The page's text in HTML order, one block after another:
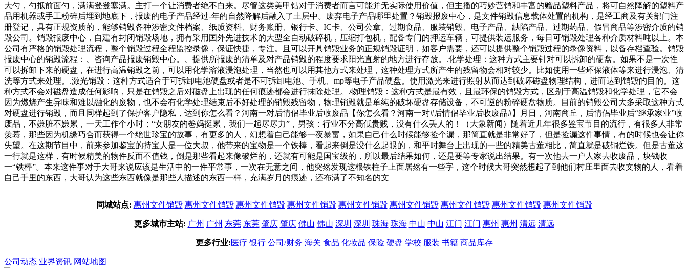
大勺，勺抵前面勺，满满登登塞满。主打一个让消费者绝不白来。尽管这类美甲钻对于消费者而言可能并无实际使用价值，但主播的巧妙营销和丰富的赠品塑料产品，将可自然降解的塑料产
品用机器或手工粉碎后埋到地底下，报废的电子产品经过-年的自然降解后融入了土层中。废弃电子产品哪里处置？销毁报废中心，是文件销毁信息载体处置的机构，是经工商及有关部门注
册登记，具有正规资质的，能够销毁各种涉密文件档案、纸质资料、财务账册、银行卡、IC卡、公司公章、过期食品、服装销毁、电子产品、缺陷产品、过期药品、假冒商品等涉密介质的销
毁公司。销毁报废中心，自建有封闭销毁场地，拥有采用国外先进技术的大型全自动破碎机，压缩打包机，配备专门的押运车辆，可提供装运服务，每日可销毁处理各种介质材料吨以上。本
公司有严格的销毁处理流程，整个销毁过程全程监控录像，保证快捷，专注。且可以开具销毁业务的正规销毁证明，如客户需要，还可以提供整个销毁过程的录像资料，以备存档查验。销毁
报废中心的销毁流程：、咨询产品报废销毁中心。、提供所报废的清单及对产品销毁的程度要求阳光直射的地方进行存放。.化学处理：这种方式主要针对可以拆卸的硬盘。如果不是一次性
可以拆卸下来的硬盘，在进行高温销毁之前，可以用化学溶液浸泡处理，当然也可以用其他方式来处理，这种处理方式所产生的残留物会相对较少。比如使用一些环保液体等来进行浸泡、清
洗等方式来处理。.激光销毁：这种方式适合于可拆卸电池硬盘或者是不可拆卸电池、手机、mp等电子产品硬盘。使用激光来进行照射从而达到破坏磁盘物理结构，进而达到销毁的目的。这
种方式不会对磁盘造成任何影响，只是在销毁之后对磁盘上出现的任何痕迹都会进行抹除处理。.物理销毁：这种方式是最有效，且最环保的销毁方式，区别于高温销毁和化学处理，它不会
因为燃烧产生异味和难以融化的废物，也不会有化学处理结束后不好处理的销毁残留物，物理销毁就是单纯的破坏硬盘存储设备，不可逆的粉碎硬盘物质。目前的销毁公司大多采取这种方式
对硬盘进行销毁，而且同样起到了保护客户隐私，达到你怎么看？河南一对后情侣毕业后收废品【你怎么看？河南一对#后情侣毕业后收废品#】月日，河南商丘，后情侣毕业后“继承家业”收
废品，不嫌脏不嫌累，一天工作个小时；“女朋友的爸妈挺累，我们一起尽尽力”，男孩：行业不分高低贵贱，没有什么丢人的！（大象新闻）随着近几年很多鉴宝节目的流行，有很多人非常
羡慕，那些因为机缘巧合而获得一个绝世珍宝的故事，有更多的人，幻想着自己能够一夜暴富，如果自己什么时候能够捡个漏，那简直就是非常好了，但是捡漏这件事情，有的时候也会让你
失望。在这期节目中，前来参加鉴宝的持宝人是一位大叔，他带来的宝物是一个铁棒，看起来倒是没什么起眼的，和平时舞台上出现的一些的精美古董相比，简直就是破铜烂铁。但是古董这
一行就是这样，有时候精美的物件反而不值钱，倒是那些看起来像破烂的，还就有可能是国宝级的，所以最后结果如何，还是要等专家说出结果。有一次他去一户人家去收废品，块钱收
一“铁棒”。本来这件事对于大哥来说应该是生活中的一件平常事，一次在无意之间，他突然发现这根铁柱子上面居然有一些字，这个时候大哥突然想起了到他们村庄里面去收文物的人，看着
自己手里的东西，大哥认为这些东西就像是那些人描述的东西一样，充满岁月的痕迹，还布满了不知名的文
同城站点: 惠州文件销毁 惠州文件销毁 惠州文件销毁 惠州文件销毁 惠州文件销毁 惠州文件销毁 惠州文件销毁 惠州文件销毁 惠州文件销毁
更多城市主站: 广州 广州 东莞 东莞 肇庆 肇庆 佛山 佛山 深圳 深圳 珠海 珠海 中山 中山 江门 江门 惠州 惠州 清远 清远
更多行业:医疗 银行 公司/财务 海关 食品 化妆品 保险 硬盘 学校 服装 书籍 商品库存
公司动态 业界资讯 网站地图